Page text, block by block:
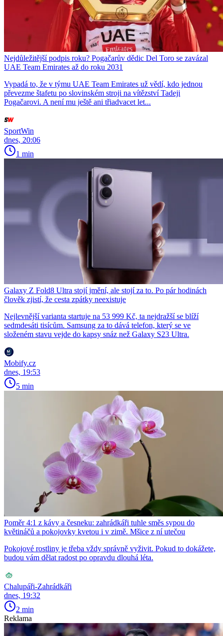
Nejdůležitější podpis roku? Pogačarův dědic Del Toro se zavázal
UAE Team Emirates až do roku 2031
Vypadá to, že v týmu UAE Team Emirates už vědí, kdo jednou
převezme štafetu po slovinském stroji na vítězství Tadeji
Pogačarovi. A není mu ještě ani třiadvacet let...
SportWin
dnes, 20:06
1 min
Galaxy Z Fold8 Ultra stojí jmění, ale stojí za to. Po pár hodinách
člověk zjistí, že cesta zpátky neexistuje
Nejlevnější varianta startuje na 53 999 Kč, ta nejdražší se blíží
sedmdesáti tisícům. Samsung za to dává telefon, který se ve
složeném stavu vejde do kapsy snáz než Galaxy S23 Ultra.
Mobify.cz
dnes, 19:53
5 min
Poměr 4:1 z kávy a česneku: zahrádkáři tuhle směs sypou do
květináčů a pokojovky kvetou i v zimě. Mšice z ní utečou
Pokojové rostliny je třeba vždy správně vyživit. Pokud to dokážete,
budou vám dělat radost po opravdu dlouhá léta.
Chalupáři-Zahrádkáři
dnes, 19:32
2 min
Reklama